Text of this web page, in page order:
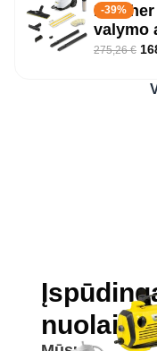
-39%
valymo
275,26€
nuolaida